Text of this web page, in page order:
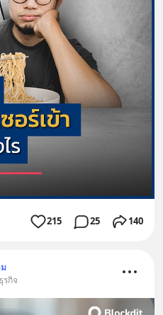
215 25 140
รกิจ